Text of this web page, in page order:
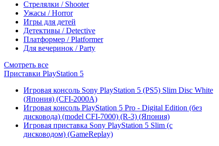
Стрелялки / Shooter
Ужасы / Horror
Игры для детей
Детективы / Detective
Платформер / Platformer
Для вечеринок / Party
Смотреть все
Приставки PlayStation 5
Игровая консоль Sony PlayStation 5 (PS5) Slim Disc White
(Япония) (CFI-2000A)
Игровая консоль PlayStation 5 Pro - Digital Edition (без
дисковода) (model CFI-7000) (R-3) (Япония)
Игровая приставка Sony PlayStation 5 Slim (с
дисководом) (GameReplay)